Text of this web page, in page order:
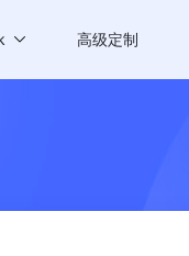
高级定制